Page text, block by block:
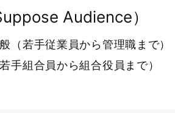
Audience）
若手従業員から管理職まで）
組合員から組合役員まで）